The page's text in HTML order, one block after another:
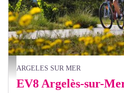
OTI
ARGELES SUR MER
EV8 Argelès-sur-